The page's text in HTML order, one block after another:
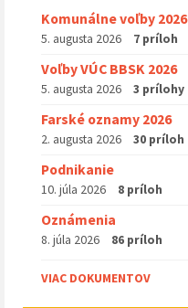
Komunálne voľby 2026
5. augusta 2026 7 príloh
Voľby VÚC BBSK 2026
5. augusta 2026 3 prílohy
Farské oznamy 2026
2. augusta 2026 30 príloh
Podnikanie
10. júla 2026 8 príloh
Oznámenia
8. júla 2026 86 príloh
VIAC DOKUMENTOV